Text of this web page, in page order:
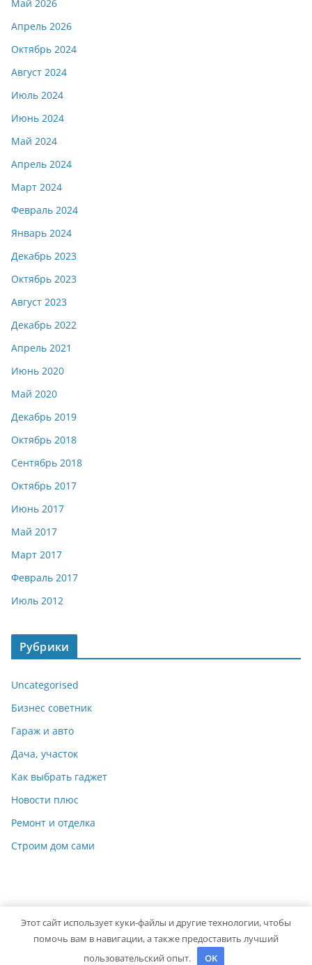
Май 2026
Апрель 2026
Октябрь 2024
Август 2024
Июль 2024
Июнь 2024
Май 2024
Апрель 2024
Март 2024
Февраль 2024
Январь 2024
Декабрь 2023
Октябрь 2023
Август 2023
Декабрь 2022
Апрель 2021
Июнь 2020
Май 2020
Декабрь 2019
Октябрь 2018
Сентябрь 2018
Октябрь 2017
Июнь 2017
Май 2017
Март 2017
Февраль 2017
Июль 2012
Рубрики
Uncategorised
Бизнес советник
Гараж и авто
Дача, участок
Как выбрать гаджет
Новости плюс
Ремонт и отделка
Строим дом сами
Copyright © 2026 Мастер на Все Руки. Powered byColorMag
Этот сайт использует куки-файлы и другие технологии, чтобы
помочь вам в навигации, а также предоставить лучший
пользовательский опыт.
OK